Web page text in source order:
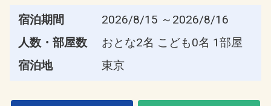
宿泊期間
2026/8/15 ～2026/8/16
人数・部屋数
おとな2名 こども0名 1部屋
宿泊地
東京